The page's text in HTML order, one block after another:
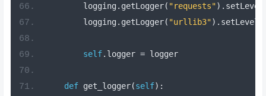
        logging
. getLogger( "requests"). setLevel
        logging
. getLogger( "urllib3"). setLevel
self. logger = logger
def get_logger(self):